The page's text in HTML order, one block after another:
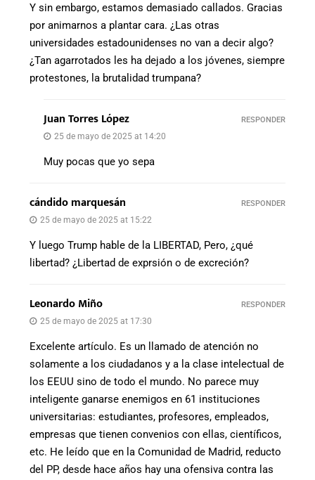
Y sin embargo, estamos demasiado callados. Gracias
por animarnos a plantar cara. ¿Las otras
universidades estadounidenses no van a decir algo?
¿Tan agarrotados les ha dejado a los jóvenes, siempre
protestones, la brutalidad trumpana?
Juan Torres López
25 de mayo de 2025 at 14:20
Muy pocas que yo sepa
RESPONDER
cándido marquesán
25 de mayo de 2025 at 15:22
Y luego Trump hable de la LIBERTAD, Pero, ¿qué
libertad? ¿Libertad de exprsión o de excreción?
RESPONDER
Leonardo Miño
25 de mayo de 2025 at 17:30
Excelente artículo. Es un llamado de atención no
solamente a los ciudadanos y a la clase intelectual de
los EEUU sino de todo el mundo. No parece muy
inteligente ganarse enemigos en 61 instituciones
universitarias: estudiantes, profesores, empleados,
empresas que tienen convenios con ellas, científicos,
etc. He leído que en la Comunidad de Madrid, reducto
del PP, desde hace años hay una ofensiva contra las
RESPONDER